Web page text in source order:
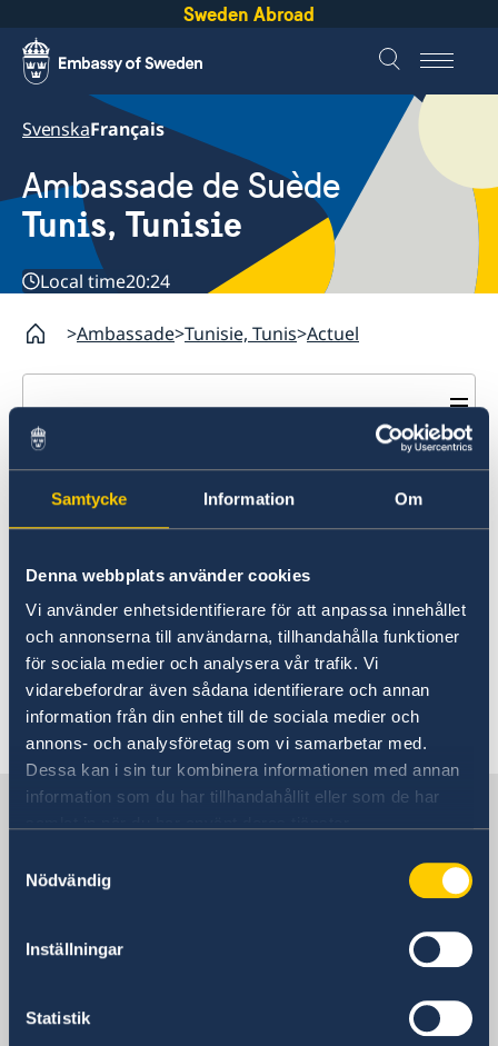
Samtycke Information Om
Denna webbplats använder cookies
Vi använder enhetsidentifierare för att anpassa innehållet
och annonserna till användarna, tillhandahålla funktioner
för sociala medier och analysera vår trafik. Vi
vidarebefordrar även sådana identifierare och annan
information från din enhet till de sociala medier och
annons- och analysföretag som vi samarbetar med.
Dessa kan i sin tur kombinera informationen med annan
information som du har tillhandahållit eller som de har
Nödvändig
Inställningar
Statistik
Sweden Abroad
SvenskaFrançais
Ambassade de Suède
Tunis, Tunisie
Local time20:24
Ambassade Tunisie, Tunis Actuel
Tunisie, Tunis
Contact
Actuel
Horaires de téléphone
Aujourd'hui, les horaires d'ouverture
de l'ambassade par téléphone se
termineront à 15h.
La Suède en Tunisie, Tunis
L'ambassade de Suède
Dar Nordique
Tunis